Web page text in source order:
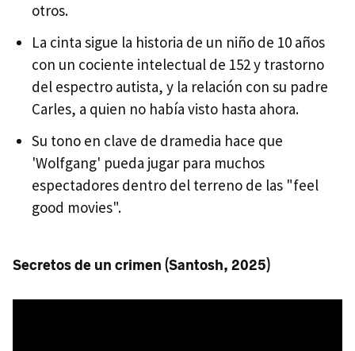
otros.
La cinta sigue la historia de un niño de 10 años
con un cociente intelectual de 152 y trastorno
del espectro autista, y la relación con su padre
Carles, a quien no había visto hasta ahora.
Su tono en clave de dramedia hace que
'Wolfgang' pueda jugar para muchos
espectadores dentro del terreno de las "feel
good movies".
Secretos de un crimen (Santosh, 2025)